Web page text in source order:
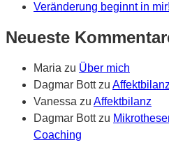
Veränderung beginnt in mir!
Neueste
Maria zu Über mich
Dagmar Bottzu Affektbilanz
Vanessa zu Affektbilanz
Dagmar Bottzu
Coaching